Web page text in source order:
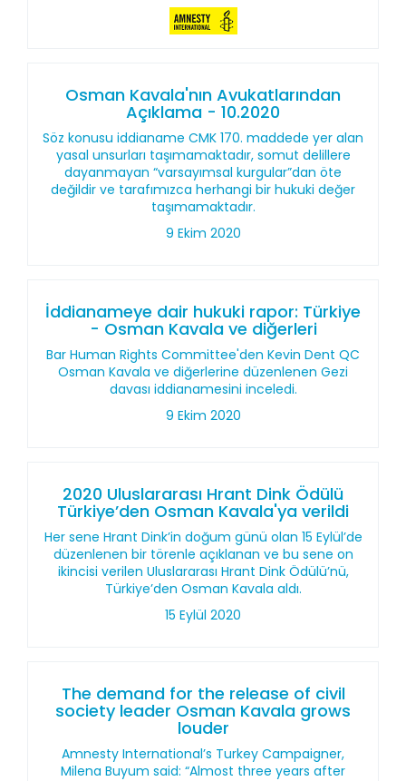
Osman Kavala'nın Avukatlarından
Açıklama - 10.2020
Söz konusu iddianame CMK 170. maddede yer alan
yasal unsurları taşımamaktadır, somut delillere
dayanmayan “varsayımsal kurgular”dan öte
değildir ve tarafımızca herhangi bir hukuki değer
taşımamaktadır.
9 Ekim 2020
İddianameye dair hukuki rapor: Türkiye
- Osman Kavala ve diğerleri
Bar Human Rights Committee'den Kevin Dent QC
Osman Kavala ve diğerlerine düzenlenen Gezi
davası iddianamesini inceledi.
9 Ekim 2020
2020 Uluslararası Hrant Dink Ödülü
Türkiye’den Osman Kavala'ya verildi
Her sene Hrant Dink’in doğum günü olan 15 Eylül’de
düzenlenen bir törenle açıklanan ve bu sene on
ikincisi verilen Uluslararası Hrant Dink Ödülü’nü,
Türkiye’den Osman Kavala aldı.
15 Eylül 2020
The demand for the release of civil
society leader Osman Kavala grows
louder
Amnesty International’s Turkey Campaigner,
Milena Buyum said: “Almost three years after